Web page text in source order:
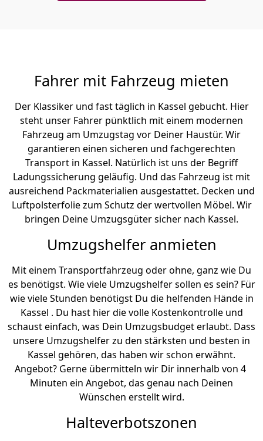
Fahrer mit Fahrzeug mieten
Der Klassiker und fast täglich in Kassel gebucht. Hier
steht unser Fahrer pünktlich mit einem modernen
Fahrzeug am Umzugstag vor Deiner Haustür. Wir
garantieren einen sicheren und fachgerechten
Transport in Kassel. Natürlich ist uns der Begriff
Ladungssicherung geläufig. Und das Fahrzeug ist mit
ausreichend Packmaterialien ausgestattet. Decken und
Luftpolsterfolie zum Schutz der wertvollen Möbel. Wir
bringen Deine Umzugsgüter sicher nach Kassel.
Umzugshelfer anmieten
Mit einem Transportfahrzeug oder ohne, ganz wie Du
es benötigst. Wie viele Umzugshelfer sollen es sein? Für
wie viele Stunden benötigst Du die helfenden Hände in
Kassel . Du hast hier die volle Kostenkontrolle und
schaust einfach, was Dein Umzugsbudget erlaubt. Dass
unsere Umzugshelfer zu den stärksten und besten in
Kassel gehören, das haben wir schon erwähnt.
Angebot? Gerne übermitteln wir Dir innerhalb von 4
Minuten ein Angebot, das genau nach Deinen
Wünschen erstellt wird.
Halteverbotszonen